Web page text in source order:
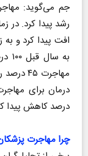
رشد پیدا کرد. در
درصد کاهش پیدا
چرا مهاجرت